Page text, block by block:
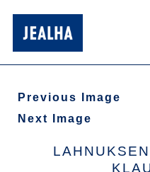
Previous Image
Next Image